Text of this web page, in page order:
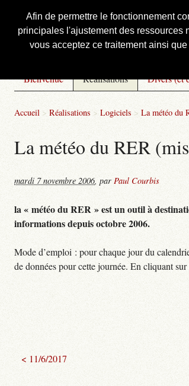
Afin de permettre le fonctionnement
principales l'ajustement des ressources
vous acceptez ce traitement ainsi
Courbis, « LE »
Bienvenue Réalisations Divers (et
Accueil > Réalisations > Logiciels > La météo du
La météo du RER
mardi 7 novembre 2006, par Paul Courbis
la « météo du RER » est un outil à
informations depuis octobre 2006.
Mode d’emploi : pour chaque jour du
de données pour cette journée. En cliquant
< 11/6/2017